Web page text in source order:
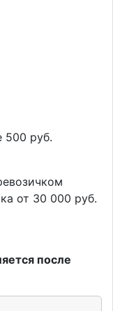
500 руб.
от 30 000 руб.
после